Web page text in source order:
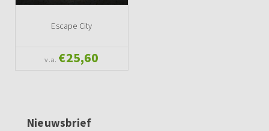
Escape City
v.a. €25,60
Nieuwsbrief